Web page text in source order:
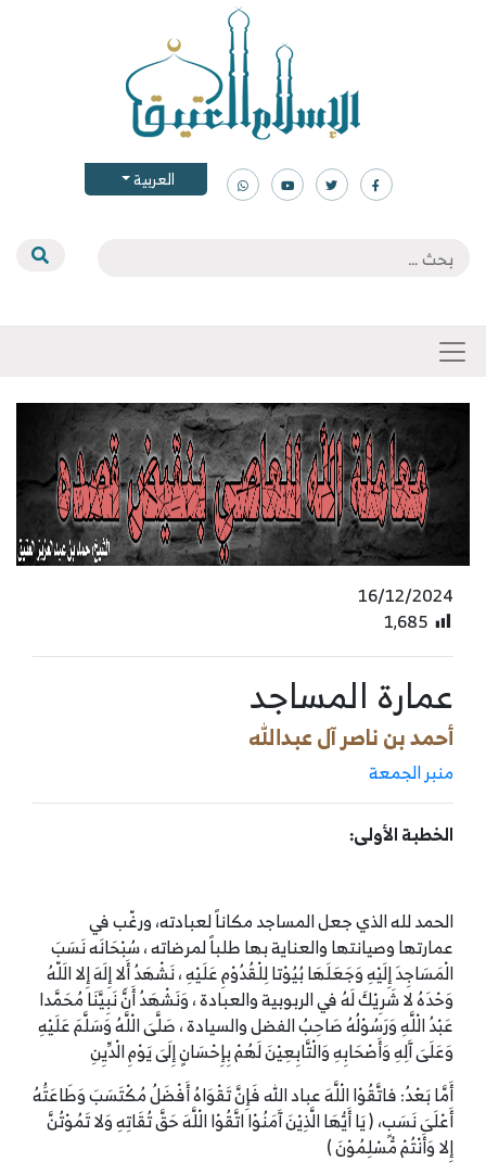
العربية
16/12/2024
1٬685
عمارة المساجد
أحمد بن ناصر آل عبدالله
منبر الجمعة
الخطبة الأولى:
الحمد لله الذي جعل المساجد مكاناً لعبادته، ورغّب في
عمارتها وصيانتها والعناية بها طلباً لمرضاته ، سُبْحَانَه نَسَبَ
الْمَسَاجِدَ إِلَيْهِ وَجَعَلَهَا بُيُوْتا لِلْقُدُوْمِ عَلَيْهِ ، نَشْهَدُ أَلا إِلَهَ إِلا الَلّهُ
وَحْدَهُ لا شَرِيْكَ لَهُ في الربوبية والعبادة ، وَنَشْهَدُ أَنََّ نَبِيَّنَا مُحَمَّدا
عَبْدُ الْلَّهِ وَرَسُوْلُهُ صَاحِبُ الفضل والسيادة ، صَلَّىَ الْلَّهُ وَسَلَّمَ عَلَيْهِ
وَعَلَىَ آَلِهِ وَأَصْحَابِهِ وَالْتَّابِعِيْنَ لَهُمْ بِإِحْسَانٍ إِلَىَ يَوْمِ الْدِّيِنِ
أَمَّا بَعْدُ: فاتَّقُوْا الْلَّهَ عباد الله فَإِنَّ تَقْوَاهُ أَفْضَلُ مُكْتَسَبَ وَطَاعَتَُهُ
أَعْلَىَ نَسَبٍ، ( يَا أَيُّهَا الَّذِيْنَ آَمَنُوْا اتَّقُوْا الْلَّهَ حَقَّ تُقَاتِهِ وَلا تَمُوْتُنَّ
إِلا وَأَنْتُمْ مُّسْلِمُوْنَ )